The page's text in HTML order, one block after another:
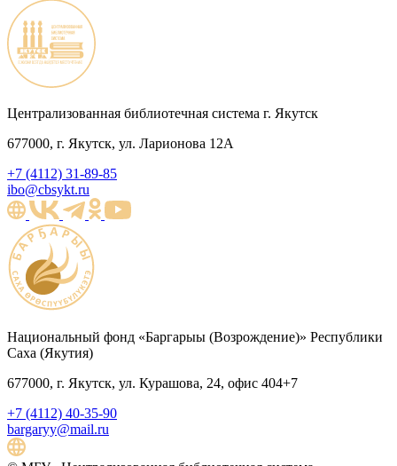
Централизованная библиотечная система г. Якутск
677000, г. Якутск, ул. Ларионова 12А
+7 (4112) 31-89-85
ibo@cbsykt.ru
Национальный фонд «Баргарыы (Возрождение)» Республики
Саха (Якутия)
677000, г. Якутск, ул. Курашова, 24, офис 404+7
+7 (4112) 40-35-90
bargaryy@mail.ru